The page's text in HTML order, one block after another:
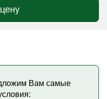
Вам самые